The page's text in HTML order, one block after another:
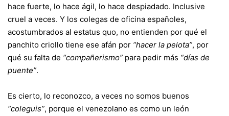
hace fuerte, lo hace ágil, lo hace despiadado. Inclusive
cruel a veces. Y los colegas de oficina españoles,
acostumbrados al estatus quo, no entienden por qué el
panchito criollo tiene ese afán por “hacer la pelota”, por
qué su falta de “compañerismo” para pedir más “días de
puente”.
Es cierto, lo reconozco, a veces no somos buenos
“coleguis”, porque el venezolano es como un león